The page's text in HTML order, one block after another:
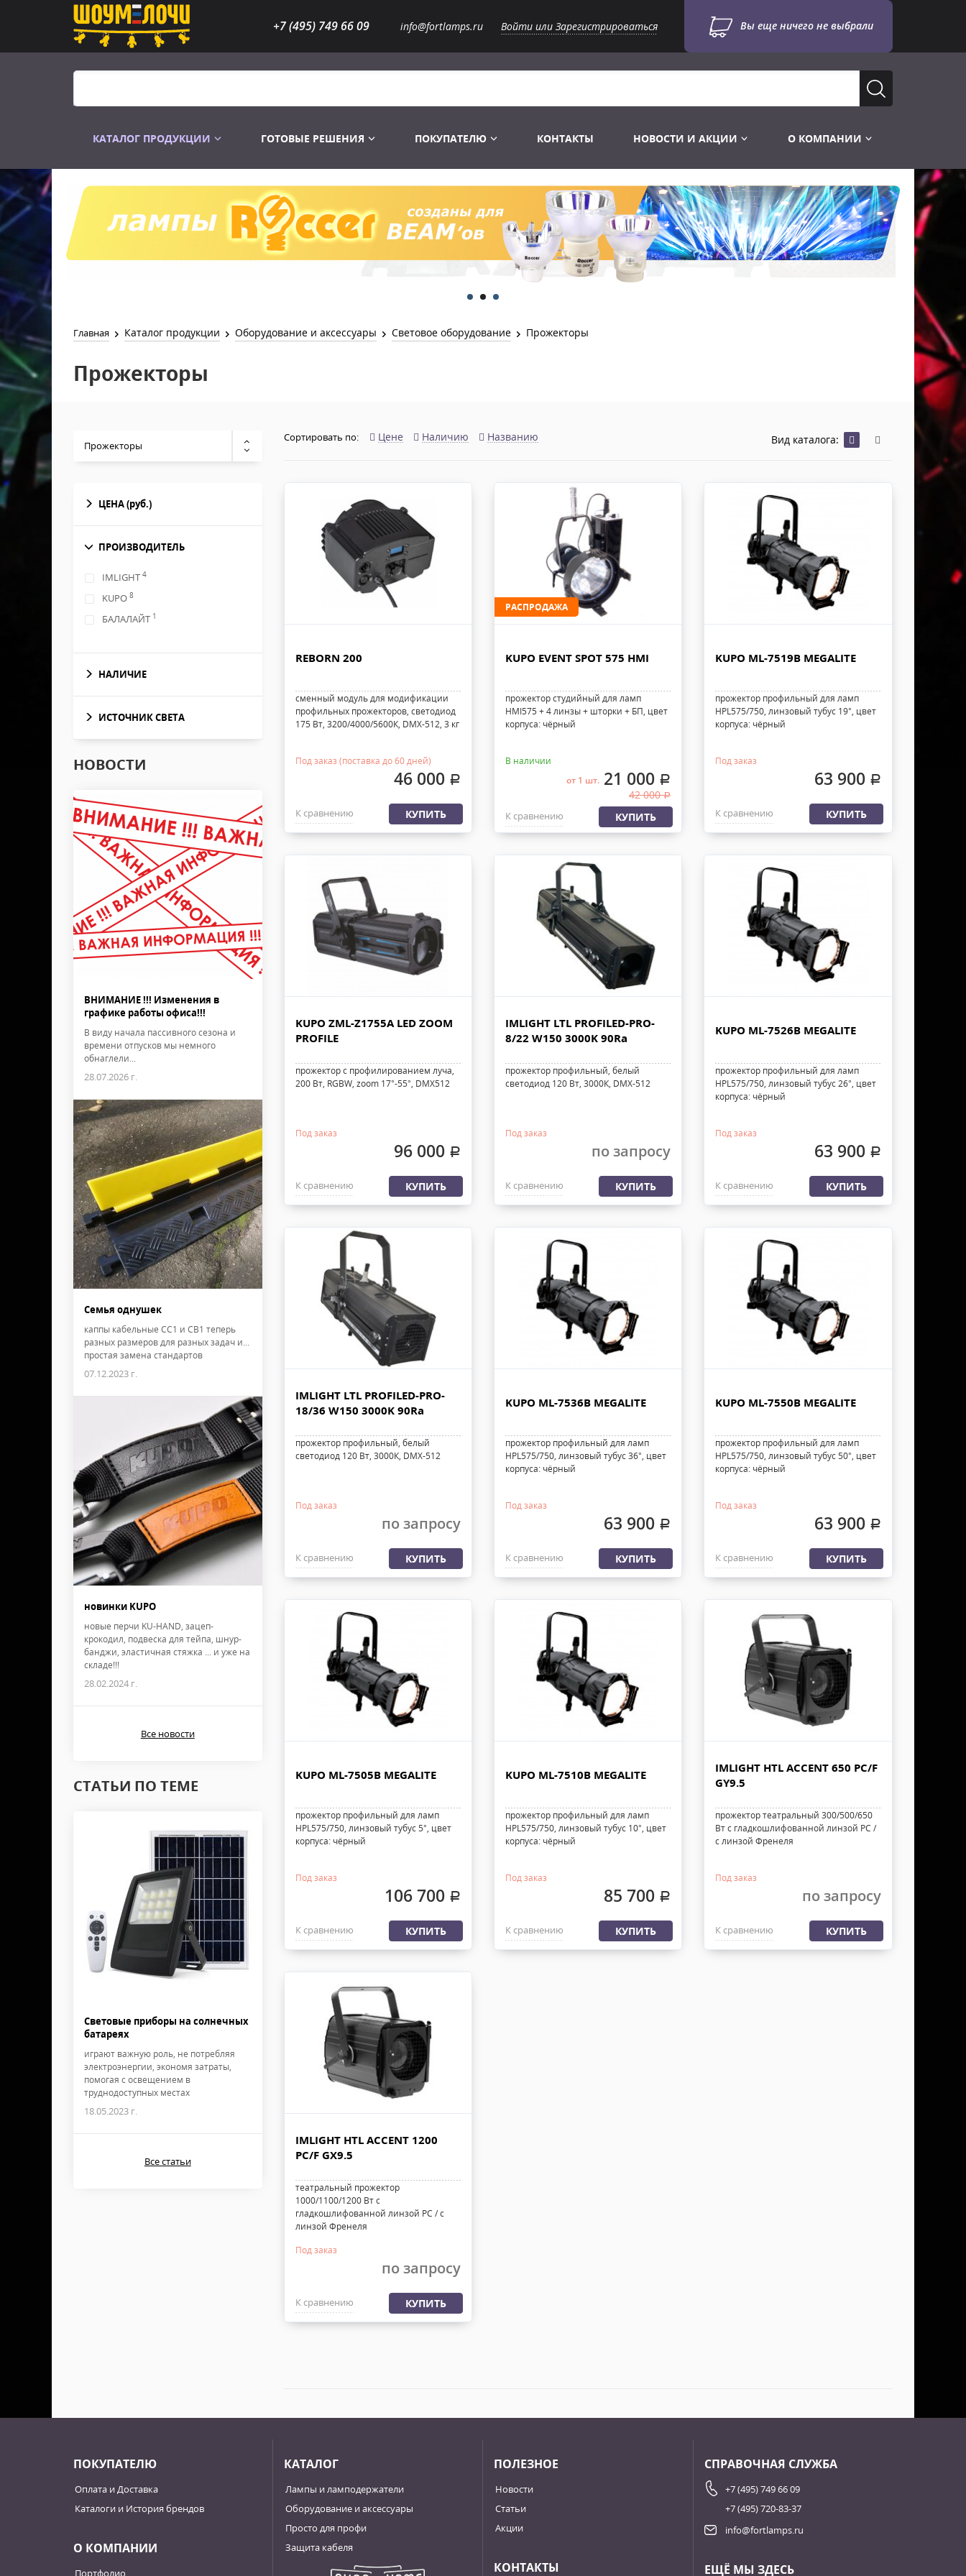
+7 (495) 749 66 09 info@fortlamps.ru Войти или Зарегистрироваться Вы еще ничего не выбрали
КАТАЛОГ ПРОДУКЦИИ
Распродажа
Лампы Винтаж Ретро Декор
Лампы галогенные 6-120 V
Лампы студийные 110-240 V
Лампы-фары PAR
Лампы для бассейна
Лампы газоразрядные
Лампы UV TUV HNS
Лампы видеопроекторные
Распродажа
Перчатки
Сумки и подсумки
Ремни и страховка
Инструменты
Готовые комплекты
Конструктор МИКРОСЦЕНА
Распродажа
Световое оборудование
Аксессуары для света
Лебёдки и Аксессуары
Распродажа
2х канальные модули
5и канальные модули
ГОТОВЫЕ РЕШЕНИЯ ПОКУПАТЕЛЮ КОНТАКТЫ НОВОСТИ И АКЦИИ О КОМПАНИИ
Главная Каталог продукции Оборудование и аксессуары Световое оборудование Прожекторы
Прожекторы
Прожекторы
ЦЕНА(руб.)
ПРОИЗВОДИТЕЛЬ
IMLIGHT 4
KUPO 8
БАЛАЛАЙТ 1
НАЛИЧИЕ
ИСТОЧНИК СВЕТА
НОВОСТИ
ВНИМАНИЕ !!! Изменения в
графике работы офиса!!!
В виду начала пассивного сезона и
времени отпусков мы немного
обнаглели...
28.07.2026 г.
Семья однушек
каппы кабельные CC1 и CB1 теперь
разных размеров для разных задач и...
простая замена стандартов
07.12.2023 г.
новинки KUPO
новые перчи KU-HAND, зацеп-
крокодил, подвеска для тейпа, шнур-
банджи, эластичная стяжка ... и уже на
складе!!!
28.02.2024 г.
Все новости
СТАТЬИ ПО ТЕМЕ
Световые приборы на солнечных
батареях
играют важную роль, не потребляя
электроэнергии, экономя затраты,
помогая с освещением в
труднодоступных местах
18.05.2023 г.
Все статьи
Сортировать по: Цене Наличию Названию Вид каталога:
REBORN 200
сменный модуль для модификации
профильных прожекторов, светодиод
175 Вт, 3200/4000/5600К, DMX-512, 3 кг
Под заказ (поставка до 60 дней)
46 000 .
К сравнению КУПИТЬ
РАСПРОДАЖА
KUPO EVENT SPOT 575 HMI
прожектор студийный для ламп
HMI575 + 4 линзы + шторки + БП, цвет
корпуса: чёрный
В наличии
от 1 шт. 21 000 .
42 000.
К сравнению КУПИТЬ
KUPO ML-7519B MEGALITE
прожектор профильный для ламп
HPL575/750, линзовый тубус 19°, цвет
корпуса: чёрный
Под заказ
63 900 .
К сравнению КУПИТЬ
KUPO ZML-Z1755A LED ZOOM
PROFILE
прожектор с профилированием луча,
200 Вт, RGBW, zoom 17°-55°, DMX512
Под заказ
96 000 .
К сравнению КУПИТЬ
IMLIGHT LTL PROFILED-PRO-
8/22 W150 3000K 90Ra
прожектор профильный, белый
светодиод 120 Вт, 3000К, DMX-512
Под заказ
по запросу
К сравнению КУПИТЬ
KUPO ML-7526B MEGALITE
прожектор профильный для ламп
HPL575/750, линзовый тубус 26°, цвет
корпуса: чёрный
Под заказ
63 900 .
К сравнению КУПИТЬ
IMLIGHT LTL PROFILED-PRO-
18/36 W150 3000K 90Ra
прожектор профильный, белый
светодиод 120 Вт, 3000К, DMX-512
Под заказ
по запросу
К сравнению КУПИТЬ
KUPO ML-7536B MEGALITE
прожектор профильный для ламп
HPL575/750, линзовый тубус 36°, цвет
корпуса: чёрный
Под заказ
63 900 .
К сравнению КУПИТЬ
KUPO ML-7550B MEGALITE
прожектор профильный для ламп
HPL575/750, линзовый тубус 50°, цвет
корпуса: чёрный
Под заказ
63 900 .
К сравнению КУПИТЬ
KUPO ML-7505B MEGALITE
прожектор профильный для ламп
HPL575/750, линзовый тубус 5°, цвет
корпуса: чёрный
Под заказ
106 700 .
К сравнению КУПИТЬ
KUPO ML-7510B MEGALITE
прожектор профильный для ламп
HPL575/750, линзовый тубус 10°, цвет
корпуса: чёрный
Под заказ
85 700 .
К сравнению КУПИТЬ
IMLIGHT HTL ACCENT 650 PC/F
GY9.5
прожектор театральный 300/500/650
Вт с гладкошлифованной линзой PC /
с линзой Френеля
Под заказ
по запросу
К сравнению КУПИТЬ
IMLIGHT HTL ACCENT 1200
PC/F GX9.5
театральный прожектор
1000/1100/1200 Вт с
гладкошлифованной линзой PC / с
линзой Френеля
Под заказ
по запросу
К сравнению КУПИТЬ
ПОКУПАТЕЛЮ
Оплата и Доставка
Каталоги и История брендов
О КОМПАНИИ
Портфолио
КАТАЛОГ
Лампы и ламподержатели
Оборудование и аксессуары
Просто для профи
Защита кабеля
ПОЛЕЗНОЕ
Новости
Статьи
Акции
КОНТАКТЫ
СПРАВОЧНАЯ СЛУЖБА
+7 (495) 749 66 09
+7 (495) 720-83-37
info@fortlamps.ru
ЕЩЁ МЫ ЗДЕСЬ